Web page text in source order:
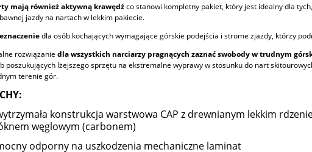
1 699,00 zł
Cena regularna:2 149,00 zł
1 899,00 zł
Cena regularna:2 099,00 zł
mają również aktywną krawędźco stanowi kompletny pakiet, który jest idealny dla
jazdy na nartach w lekkim pakiecie.
dla osób kochających wymagające górskie podejścia i strome zjazdy, którzy
rozwiązanie dla wszystkich narciarzy pragnących zaznać swobody w trudnym
poszukujących lżejszego sprzętu na ekstremalne wyprawy w stosunku do nart
terenie gór.
konstrukcja warstwowa CAP z drewnianym lekkim
węglowym (carbonem)
odporny na uszkodzenia mechaniczne laminat